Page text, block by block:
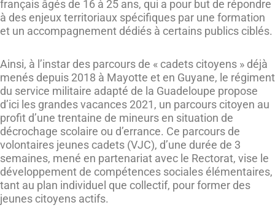
français âgés de 16 à 25 ans, qui a pour but de répondre
à des enjeux territoriaux spécifiques par une formation
et un accompagnement dédiés à certains publics ciblés.
Ainsi, à l’instar des parcours de « cadets citoyens » déjà
menés depuis 2018 à Mayotte et en Guyane, le régiment
du service militaire adapté de la Guadeloupe propose
d’ici les grandes vacances 2021, un parcours citoyen au
profit d’une trentaine de mineurs en situation de
décrochage scolaire ou d’errance. Ce parcours de
volontaires jeunes cadets (VJC), d’une durée de 3
semaines, mené en partenariat avec le Rectorat, vise le
développement de compétences sociales élémentaires,
tant au plan individuel que collectif, pour former des
jeunes citoyens actifs.